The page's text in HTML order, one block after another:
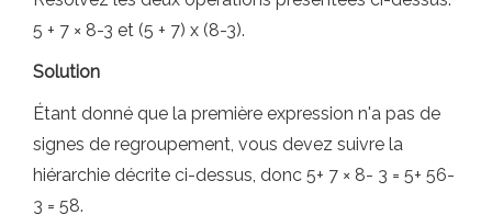
5 + 7 × 8-3 et (5 + 7) x (8-3).
Solution
Étant donné que la première expression n'a pas de
signes de regroupement, vous devez suivre la
hiérarchie décrite ci-dessus, donc 5+ 7 × 8- 3 = 5+ 56-
3 = 58.